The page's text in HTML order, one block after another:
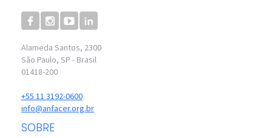
Alameda Santos, 2300
São Paulo, SP - Brasil
01418-200
+55 11 3192-0600
info@anfacer.org.br
SOBRE